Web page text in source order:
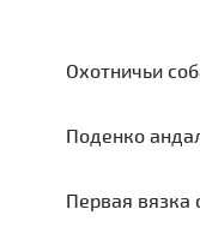
Охотничьи
Поденко
Первая вязка